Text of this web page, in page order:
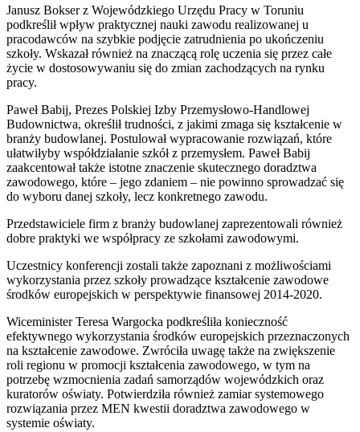
Janusz Bokser z Wojewódzkiego Urzędu Pracy w Toruniu
podkreślił wpływ praktycznej nauki zawodu realizowanej u
pracodawców na szybkie podjęcie zatrudnienia po ukończeniu
szkoły. Wskazał również na znaczącą rolę uczenia się przez całe
życie w dostosowywaniu się do zmian zachodzących na rynku
pracy.
Paweł Babij, Prezes Polskiej Izby Przemysłowo-Handlowej
Budownictwa, określił trudności, z jakimi zmaga się kształcenie w
branży budowlanej. Postulował wypracowanie rozwiązań, które
ułatwiłyby współdziałanie szkół z przemysłem. Paweł Babij
zaakcentował także istotne znaczenie skutecznego doradztwa
zawodowego, które – jego zdaniem – nie powinno sprowadzać się
do wyboru danej szkoły, lecz konkretnego zawodu.
Przedstawiciele firm z branży budowlanej zaprezentowali również
dobre praktyki we współpracy ze szkołami zawodowymi.
Uczestnicy konferencji zostali także zapoznani z możliwościami
wykorzystania przez szkoły prowadzące kształcenie zawodowe
środków europejskich w perspektywie finansowej 2014-2020.
Wiceminister Teresa Wargocka podkreśliła konieczność
efektywnego wykorzystania środków europejskich przeznaczonych
na kształcenie zawodowe. Zwróciła uwagę także na zwiększenie
roli regionu w promocji kształcenia zawodowego, w tym na
potrzebę wzmocnienia zadań samorządów wojewódzkich oraz
kuratorów oświaty. Potwierdziła również zamiar systemowego
rozwiązania przez MEN kwestii doradztwa zawodowego w
systemie oświaty.